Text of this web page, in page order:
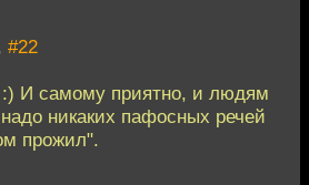
#22
И самому приятно, и людям
никаких пафосных речей
прожил".